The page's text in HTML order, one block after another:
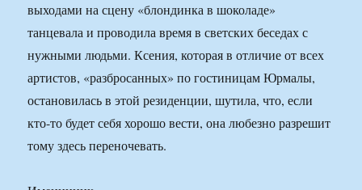
выходами на сцену «блондинка в шоколаде»
танцевала и проводила время в светских беседах с
нужными людьми. Ксения, которая в отличие от всех
артистов, «разбросанных» по гостиницам Юрмалы,
остановилась в этой резиденции, шутила, что, если
кто-то будет себя хорошо вести, она любезно разрешит
тому здесь переночевать.